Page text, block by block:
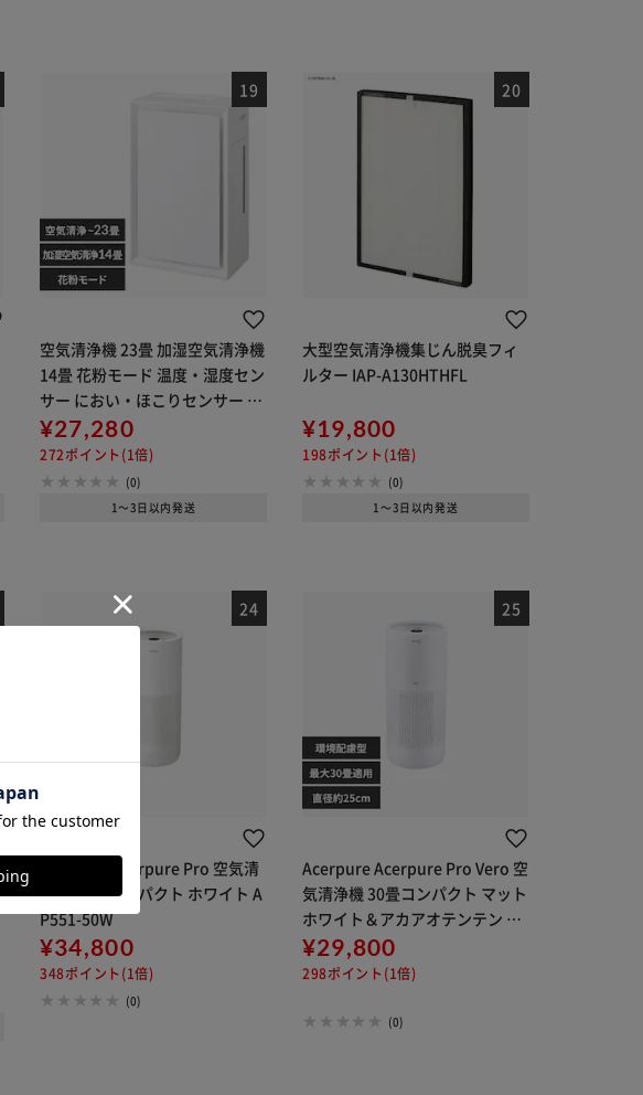
空気清浄機 23畳 加湿空気清浄機
14畳 花粉モード 温度・湿度セン
サー におい・ほこりセンサー 2
WAY給水 お手入れ簡単 KAP-AH
501-W ホワイト
¥27,280
272ポイント(1倍)
(0)
1～3日以内発送
大型空気清浄機集じん脱臭フィ
ルター IAP-A130HTHFL
¥19,800
198ポイント(1倍)
(0)
1～3日以内発送
Acerpure Acerpure Pro 空気清
浄機 30畳コンパクト ホワイト A
P551-50W
¥34,800
348ポイント(1倍)
(0)
Acerpure Acerpure Pro Vero 空
気清浄機 30畳コンパクト マット
ホワイト＆アカアオテンテン AP
353-10W
¥29,800
298ポイント(1倍)
(0)